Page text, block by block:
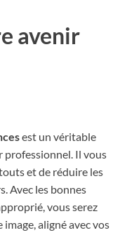
avenir
est un véritable
Il vous
et de réduire les
Avec les bonnes
vous serez
aligné avec vos